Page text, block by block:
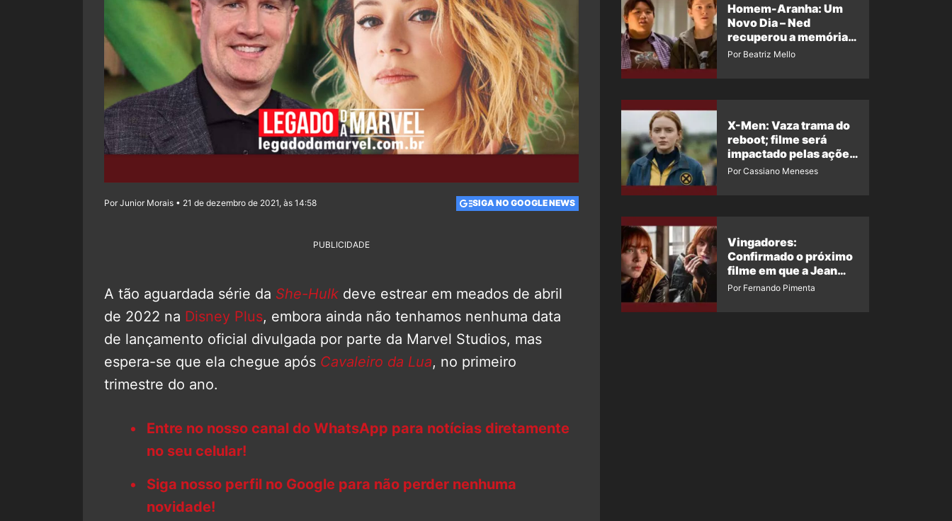
Por Junior Morais • 21 de dezembro de 2021, às 14:58 SIGA NO GOOGLE NEWS
PUBLICIDADE
A tão aguardada série da She-Hulk deve estrear em meados de abril
de 2022 na Disney Plus, embora ainda não tenhamos nenhuma data
de lançamento oficial divulgada por parte da Marvel Studios, mas
espera-se que ela chegue após Cavaleiro da Lua, no primeiro
trimestre do ano.
Entre no nosso canal do WhatsApp para notícias diretamente
no seu celular!
Siga nosso perfil no Google para não perder nenhuma
novidade!
Homem-Aranha: Um
Novo Dia – Ned
recuperou a memória?
Ator quebra o silêncio
Por Beatriz Mello
X-Men: Vaza trama do
reboot; filme será
impactado pelas ações
de Jean Grey em
Por Cassiano Meneses
Vingadores:
Confirmado o próximo
filme em que a Jean
Grey irá aparecer
Por Fernando Pimenta